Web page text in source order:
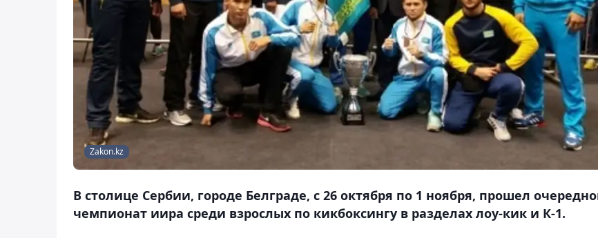
Zakon.kz
В столице Сербии, городе Белграде, с 26 октября по 1 ноября, прошел
чемпионат иира среди взрослых по кикбоксингу в разделах лоу-кик и К-1.